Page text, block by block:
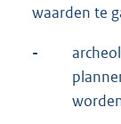
waarden te
-